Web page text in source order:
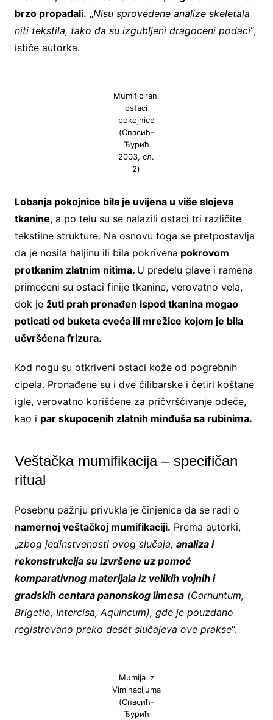
brzo propadali. „Nisu sprovedene analize skeletala
niti tekstila, tako da su izgubljeni dragoceni podaci“,
ističe autorka.
Mumificirani
ostaci
pokojnice
(Спасић-
Ђурић
2003, сл.
2)
Lobanja pokojnice bila je uvijena u više slojeva
tkanine, a po telu su se nalazili ostaci tri različite
tekstilne strukture. Na osnovu toga se pretpostavlja
da je nosila haljinu ili bila pokrivena pokrovom
protkanim zlatnim nitima. U predelu glave i ramena
primećeni su ostaci finije tkanine, verovatno vela,
dok je žuti prah pronađen ispod tkanina mogao
poticati od buketa cveća ili mrežice kojom je bila
učvršćena frizura.
Kod nogu su otkriveni ostaci kože od pogrebnih
cipela. Pronađene su i dve ćilibarske i četiri koštane
igle, verovatno korišćene za pričvršćivanje odeće,
kao i par skupocenih zlatnih minđuša sa rubinima.
Veštačka mumifikacija – specifičan
ritual
Posebnu pažnju privukla je činjenica da se radi o
namernoj veštačkoj mumifikaciji. Prema autorki,
„zbog jedinstvenosti ovog slučaja, analiza i
rekonstrukcija su izvršene uz pomoć
komparativnog materijala iz velikih vojnih i
gradskih centara panonskog limesa(Carnuntum,
Brigetio, Intercisa, Aquincum), gde je pouzdano
registrovano preko deset slučajeva ove prakse“.
Mumija iz
Viminacijuma
(Спасић-
Ђурић